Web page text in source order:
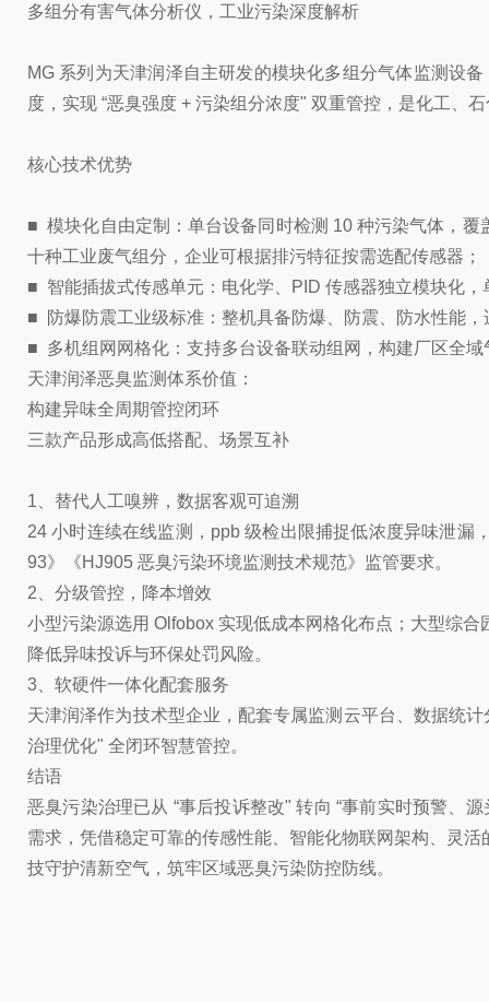
多组分有害气体分析仪，工业污染深度解析
MG 系列为天津润泽自主研发的模块化多组分气体监测设
度，实现 “恶臭强度 + 污染组分浓度" 双重管控，是化工、
核心技术优势
■ 模块化自由定制：单台设备同时检测 10 种污染气体，
十种工业废气组分，企业可根据排污特征按需选配传感器；
■ 智能插拔式传感单元：电化学、PID 传感器独立模块化
■ 防爆防震工业级标准：整机具备防爆、防震、防水性能
■ 多机组网网格化：支持多台设备联动组网，构建厂区全
天津润泽恶臭监测体系价值：
构建异味全周期管控闭环
三款产品形成高低搭配、场景互补
1、替代人工嗅辨，数据客观可追溯
24 小时连续在线监测，ppb 级检出限捕捉低浓度异味泄
93》《HJ905 恶臭污染环境监测技术规范》监管要求。
2、分级管控，降本增效
小型污染源选用 Olfobox 实现低成本网格化布点；大型综
降低异味投诉与环保处罚风险。
3、软硬件一体化配套服务
天津润泽作为技术型企业，配套专属监测云平台、数据统
治理优化" 全闭环智慧管控。
结语
恶臭污染治理已从 “事后投诉整改" 转向 “事前实时预警、
需求，凭借稳定可靠的传感性能、智能化物联网架构、灵
技守护清新空气，筑牢区域恶臭污染防控防线。